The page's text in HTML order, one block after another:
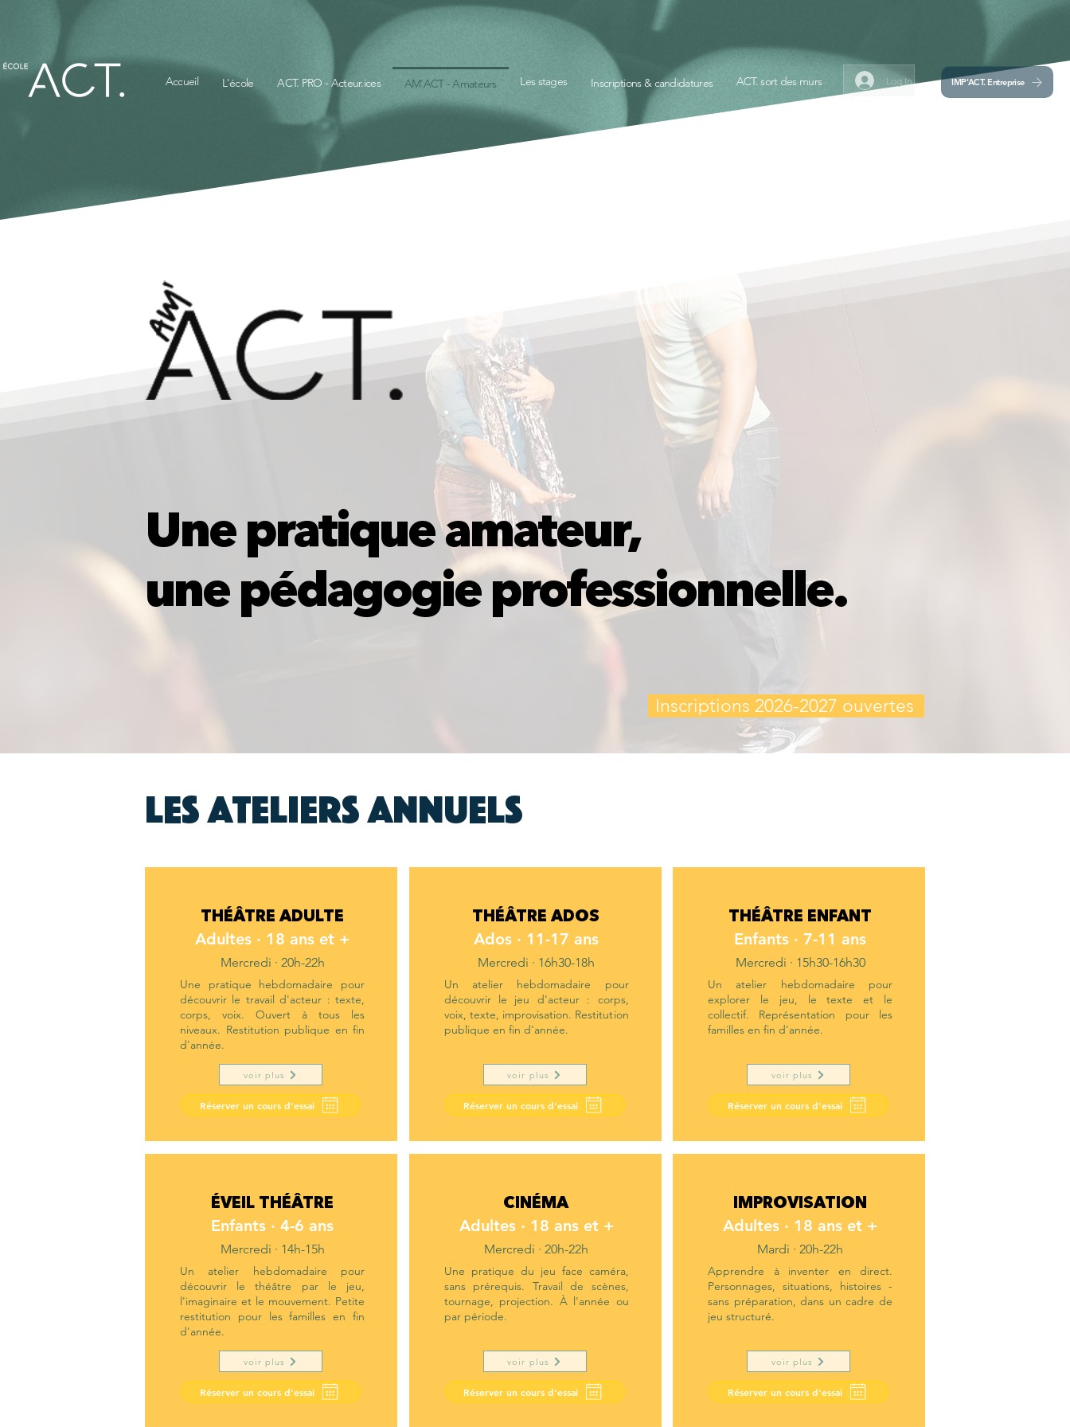
Accueil L'école ACT. PRO - Acteur.ices AM'ACT - Amateurs Les stages Inscriptions & candidatures ACT. sort des murs Log In IMP'ACT. Entreprise
Les ateliers annuels
THÉÂTRE ADULTE
Adultes · 18 ans et +
Mercredi · 20h-22h
Une pratique hebdomadaire pour
découvrir le travail d'acteur : texte,
corps, voix. Ouvert à tous les
niveaux. Restitution publique en fin
d'année.
voir plus
Réserver un cours d'essai
ÉVEIL THÉÂTRE
Enfants · 4-6 ans
Mercredi · 14h-15h
Un atelier hebdomadaire pour
découvrir le théâtre par le jeu,
l'imaginaire et le mouvement. Petite
restitution pour les familles en fin
d'année.
voir plus
Réserver un cours d'essai
THÉÂTRE ADOS
Ados · 11-17 ans
Mercredi · 16h30-18h
Un atelier hebdomadaire pour
découvrir le jeu d'acteur : corps,
voix, texte, improvisation. Restitution
publique en fin d'année.
voir plus
Réserver un cours d'essai
CINÉMA
Adultes · 18 ans et +
Mercredi · 20h-22h
Une pratique du jeu face caméra,
sans prérequis. Travail de scènes,
tournage, projection. À l'année ou
par période.
voir plus
Réserver un cours d'essai
THÉÂTRE ENFANT
Enfants · 7-11 ans
Mercredi · 15h30-16h30
Un atelier hebdomadaire pour
explorer le jeu, le texte et le
collectif. Représentation pour les
familles en fin d'année.
voir plus
Réserver un cours d'essai
IMPROVISATION
Adultes · 18 ans et +
Mardi · 20h-22h
Apprendre à inventer en direct.
Personnages, situations, histoires -
sans préparation, dans un cadre de
jeu structuré.
voir plus
Réserver un cours d'essai
Une pratique amateur,
une pédagogie professionnelle.
Inscriptions 2026-2027 ouvertes